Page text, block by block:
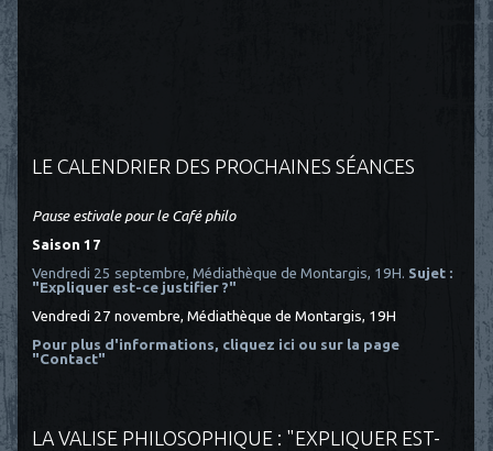
LE CALENDRIER DES PROCHAINES SÉANCES
Pause estivale pour le Café philo
Saison 17
Vendredi 25 septembre, Médiathèque de Montargis, 19H. Sujet :
"Expliquer est-ce justifier ?"
Vendredi 27 novembre, Médiathèque de Montargis, 19H
Pour plus d'informations, cliquez ici ou sur la page
"Contact"
LA VALISE PHILOSOPHIQUE : "EXPLIQUER EST-